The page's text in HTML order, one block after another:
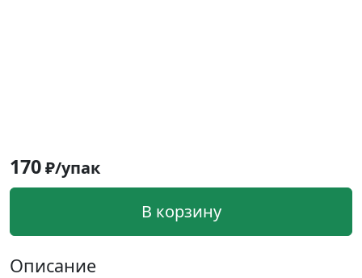
170₽/упак
В корзину
Описание